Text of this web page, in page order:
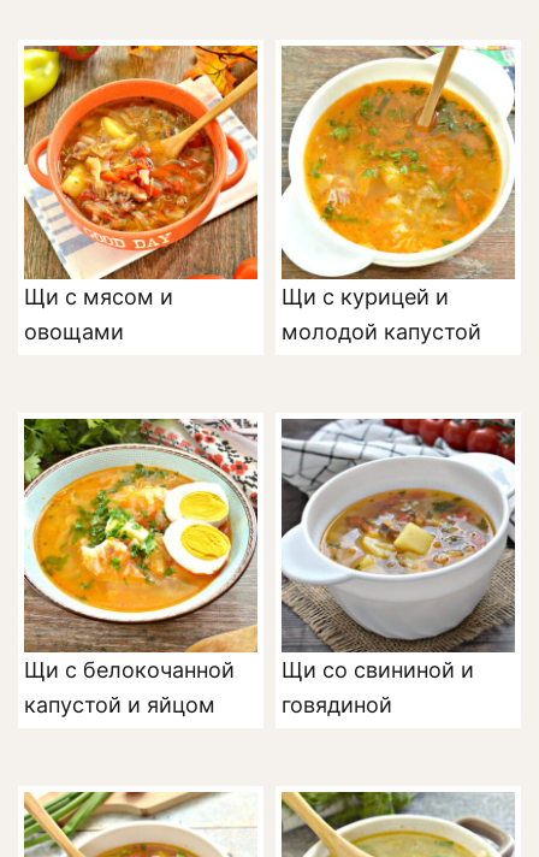
Щи с мясом и
овощами
Щи с курицей и
молодой капустой
Щи с белокочанной
капустой и яйцом
Щи со свининой и
говядиной